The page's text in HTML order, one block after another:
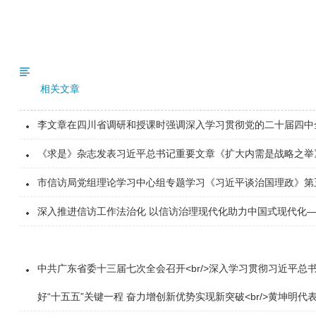
相关文章
李文章在四川省调研和授课时强调深入学习贯彻党的二十届四
《求是》杂志发表习近平总书记重要文章《扩大内需是战略之举
市信访局党组理论学习中心组专题学习《习近平谈治国理政》第
深入推进信访工作法治化 以信访治理现代化助力中国式现代
中共广东省委十三届七次全会召开<br/>深入学习贯彻习近平总
好“十五五”关键一程 奋力增创新优势实现新突破<br/>黄坤明代